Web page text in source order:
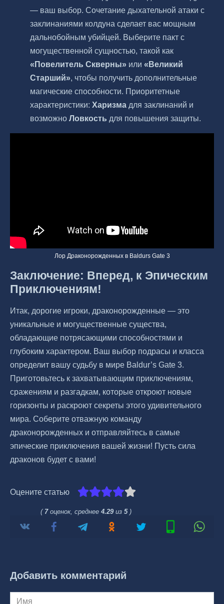
— ваш выбор. Сочетание дыхательной атаки с
заклинаниями колдуна сделает вас мощным
дальнобойным убийцей. Выберите пакт с
могущественной сущностью, такой как
«Повелитель Скверны» или «Великий
Старший», чтобы получить дополнительные
магические способности. Приоритетные
характеристики: Харизма для заклинаний и
возможно Ловкость для повышения защиты.
Лор Драконорожденных в Baldurs Gate 3
Заключение: Вперед, к Эпическим
Приключениям!
Итак, дорогие игроки, драконорожденные — это
уникальные и могущественные существа,
обладающие потрясающими способностями и
глубоким характером. Ваш выбор подрасы и класса
определит вашу судьбу в мире Baldur’s Gate 3.
Приготовьтесь к захватывающим приключениям,
сражениям и разгадкам, которые откроют новые
горизонты и раскроют секреты этого удивительного
мира. Соберите отважную команду
драконорожденных и отправляйтесь в самые
эпические приключения вашей жизни! Пусть сила
драконов будет с вами!
Оцените статью
( 7оценок, среднее4.29из5)
Добавить комментарий
Имя